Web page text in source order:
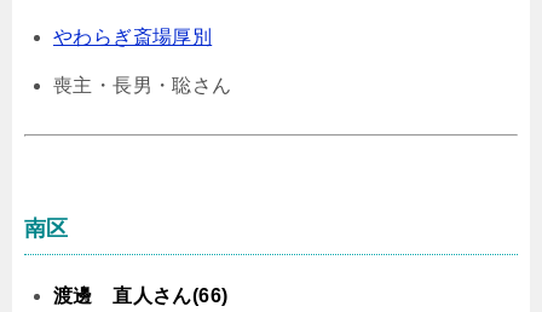
やわらぎ斎場厚別
喪主・長男・聡さん
南区
渡邊 直人さん(66)